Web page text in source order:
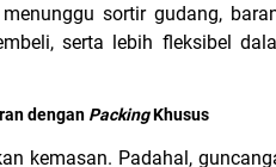
sortir gudang,
serta lebih fleksibel
dengan PackingKhusus
kemasan. Padahal,